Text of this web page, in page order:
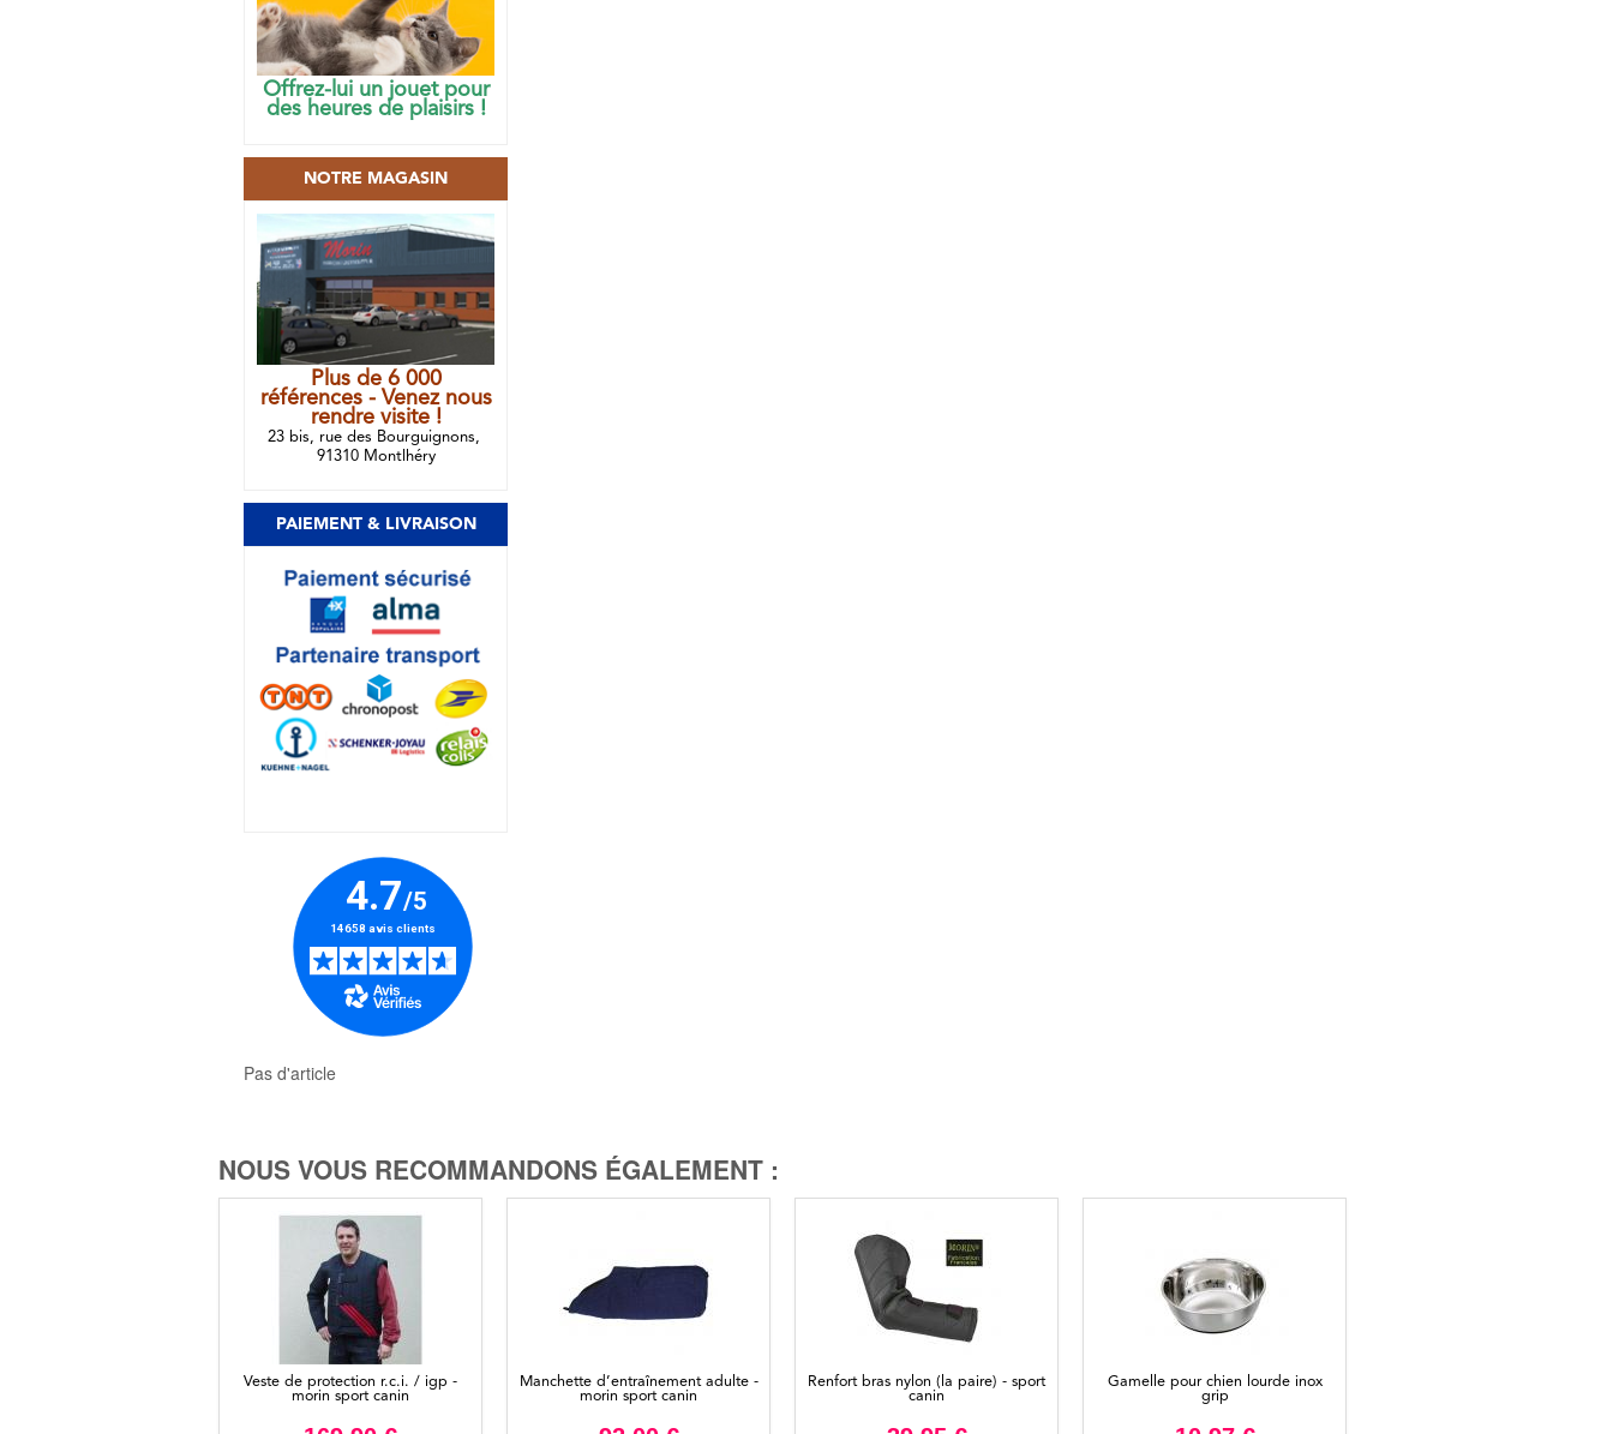
Offrez-lui un jouet pour
des heures de plaisirs !
NOTRE MAGASIN
Plus de 6 000
références - Venez nous
rendre visite !
23 bis, rue des Bourguignons,
91310 Montlhéry
PAIEMENT & LIVRAISON
Pas d'article
NOUS VOUS RECOMMANDONS ÉGALEMENT :
Veste de protection r.c.i. / igp -
morin sport canin
Manchette d’entraînement adulte -
morin sport canin
Renfort bras nylon (la paire) - sport
canin
Gamelle pour chien lourde inox
grip